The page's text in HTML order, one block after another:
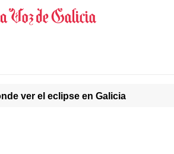
ver el eclipse en Galicia